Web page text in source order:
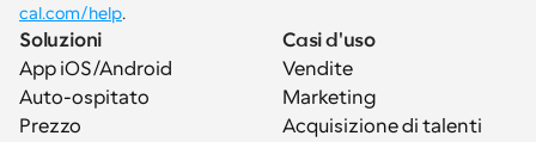
cal.com/help.
Soluzioni
App iOS/Android
Auto-ospitato
Prezzo
Casi d'uso
Vendite
Marketing
Acquisizione di talenti